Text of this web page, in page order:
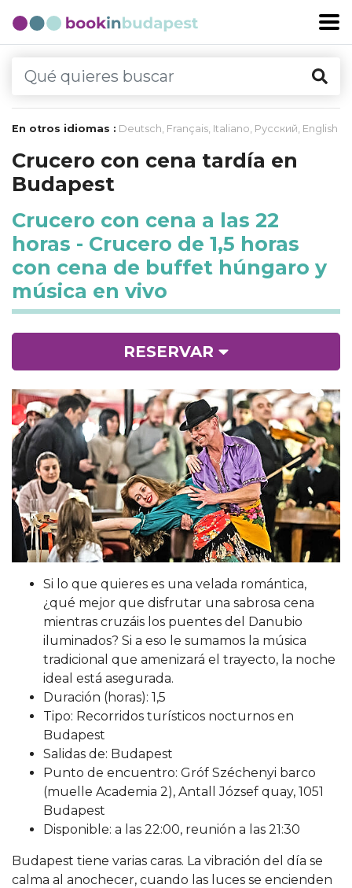
En otros idiomas : Deutsch, Français, Italiano, Русский, English
Crucero con cena tardía en
Budapest
Crucero con cena a las 22
horas - Crucero de 1,5 horas
con cena de buffet húngaro y
música en vivo
Si lo que quieres es una velada romántica,
¿qué mejor que disfrutar una sabrosa cena
mientras cruzáis los puentes del Danubio
iluminados? Si a eso le sumamos la música
tradicional que amenizará el trayecto, la noche
ideal está asegurada.
Duración (horas): 1,5
Tipo: Recorridos turísticos nocturnos en
Budapest
Salidas de: Budapest
Punto de encuentro: Gróf Széchenyi barco
(muelle Academia 2), Antall József quay, 1051
Budapest
Disponible: a las 22:00, reunión a las 21:30
Budapest tiene varias caras. La vibración del día se
calma al anochecer, cuando las luces se encienden
RESERVAR